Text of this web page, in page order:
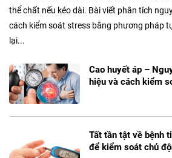
thể chất nếu kéo dài. Bài viết phân tích
cách kiểm soát stress bằng phương pháp
lại...
Cao huyết áp –
hiệu và cách kiểm
Tất tần tật về bệnh
để kiểm soát chủ